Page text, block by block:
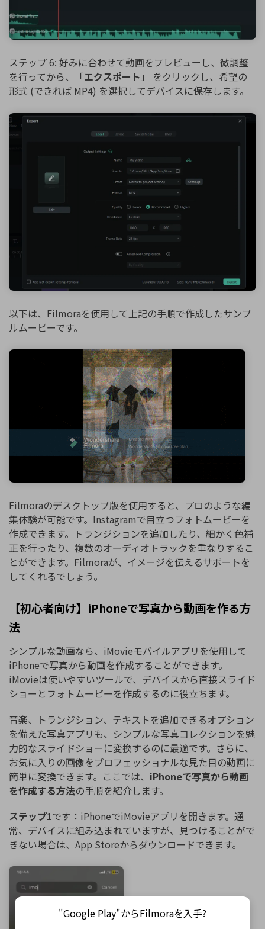
ステップ 6: 好みに合わせて動画をプレビューし、微調整
を行ってから、「エクスポート 」 をクリックし、希望の
形式 (できれば MP4) を選択してデバイスに保存します。
以下は、Filmoraを使用して上記の手順で作成したサンプ
ルムービーです。
Filmoraのデスクトップ版を使用すると、プロのような編
集体験が可能です。Instagramで目立つフォトムービーを
作成できます。トランジションを追加したり、細かく色補
正を行ったり、複数のオーディオトラックを重なりするこ
とができます。Filmoraが、イメージを伝えるサポートを
してくれるでしょう。
【初心者向け】iPhoneで写真から動画を作る方
法
シンプルな動画なら、iMovieモバイルアプリを使用して
iPhoneで写真から動画を作成することができます。
iMovieは使いやすいツールで、デバイスから直接スライド
ショーとフォトムービーを作成するのに役立ちます。
音楽、トランジション、テキストを追加できるオプション
を備えた写真アプリも、シンプルな写真コレクションを魅
力的なスライドショーに変換するのに最適です。さらに、
お気に入りの画像をプロフェッショナルな見た目の動画に
簡単に変換できます。ここでは、 iPhoneで写真から動画
を作成する方法の手順を紹介します。
ステップ1です：iPhoneでiMovieアプリを開きます。通
常、デバイスに組み込まれていますが、見つけることがで
きない場合は、App Storeからダウンロードできます。
"Google Play"からFilmoraを入手?